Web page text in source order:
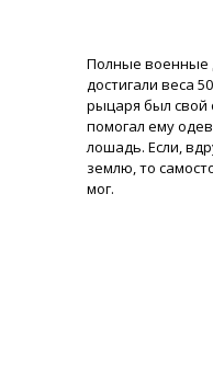
Полные военные
достигали веса
рыцаря был свой
помогал ему
лошадь. Если,
землю, то
мог.